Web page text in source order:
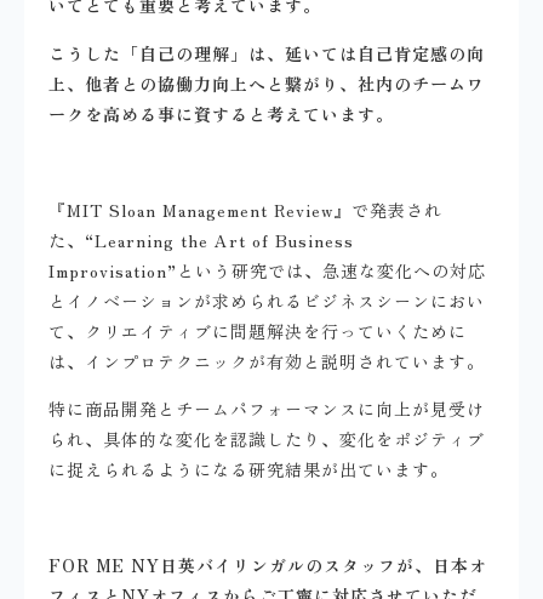
いてとても重要と考えています。
こうした「自己の理解」は、延いては自己肯定感の向
上、他者との協働力向上へと繋がり、社内のチームワ
ークを高める事に資すると考えています。
『MIT Sloan Management Review』で発表され
た、“Learning the Art of Business
Improvisation”という研究では、急速な変化への対応
とイノベーションが求められるビジネスシーンにおい
て、クリエイティブに問題解決を行っていくために
は、インプロテクニックが有効と説明されています。
特に商品開発とチームパフォーマンスに向上が見受け
られ、具体的な変化を認識したり、変化をポジティブ
に捉えられるようになる研究結果が出ています。
FOR ME NY日英バイリンガルのスタッフが、日本オ